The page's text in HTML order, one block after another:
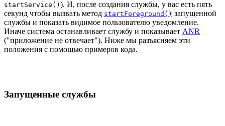
startService() ). И, после создания службы, у вас есть пять
секунд чтобы вызвать метод startForeground() запущенной
службы и показать видимое пользователю уведомление.
Иначе система останавливает службу и показывает ANR
("приложение не отвечает"). Ниже мы разъясняем эти
положения с помощью примеров кода.
Запущенные службы